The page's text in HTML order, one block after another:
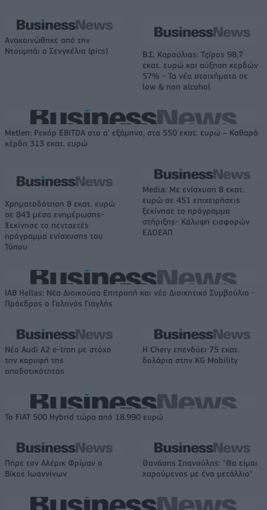
Ανακοινώθηκε από την
Ντουμπάι ο Σενγκέλια (pics)
Β.Σ. Καρούλιας: Τζίρος 98,7
εκατ. ευρώ και αύξηση κερδών
57% - Τα νέα στοιχήματα σε
low & non alcohol
Metlen: Ρεκόρ EBITDA στο α' εξάμηνο, στα 550 εκατ. ευρώ – Καθαρά
κέρδη 313 εκατ. ευρώ
Χρηματοδότηση 8 εκατ. ευρώ
σε 843 μέσα ενημέρωσης-
Ξεκίνησε το πενταετές
πρόγραμμα ενίσχυσης του
Τύπου
Media: Με ενίσχυση 8 εκατ.
ευρώ σε 451 επιχειρήσεις
ξεκίνησε το πρόγραμμα
στήριξης- Κάλυψη εισφορών
ΕΔΟΕΑΠ
IAB Hellas: Νέα Διοικούσα Επιτροπή και νέο Διοικητικό Συμβούλιο -
Πρόεδρος ο Γαληνός Γιαγλής
Νέο Audi A2 e-tron με στόχο
την κορυφή της
αποδοτικότητας
Η Chery επενδύει 75 εκατ.
δολάρια στην KG Mobility
Το FIAT 500 Hybrid τώρα από 18.990 ευρώ
Πήρε τον Αλέρικ Φρίμαν ο
Βίκος Ιωαννίνων
Θανάσης Σπανούλης: "Θα είμαι
χαρούμενος με ένα μετάλλιο"